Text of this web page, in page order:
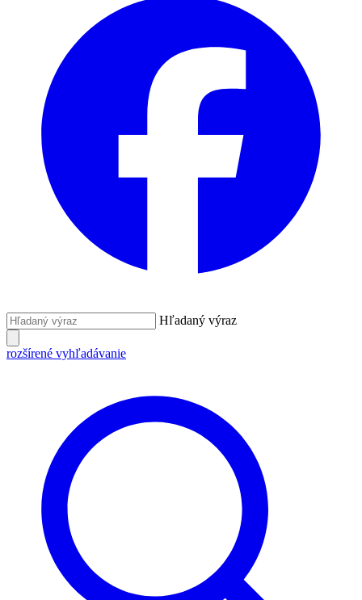
Hľadaný výraz
rozšírené vyhľadávanie